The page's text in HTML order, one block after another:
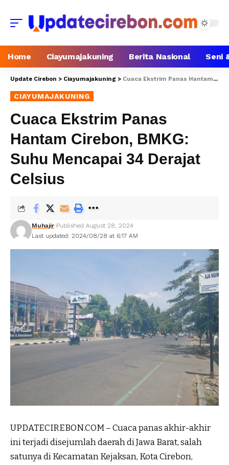
Home Ciayumajakuning Berita Nasional Seni
Update Cirebon > Ciayumajakuning > Cuaca Ekstrim Panas Hantam Cirebon, BMKG: Suhu Mencapai 34 Derajat Celsius
CIAYUMAJAKUNING
Cuaca Ekstrim Panas
Hantam Cirebon, BMKG:
Suhu Mencapai 34 Derajat
Celsius
Last updated: 2024/08/28 at 6:17 AM
Muhajir Published August 28, 2024
UPDATECIREBON.COM – Cuaca panas akhir-akhir
ini terjadi disejumlah daerah di Jawa Barat, salah
satunya di Kecamatan Kejaksan, Kota Cirebon,